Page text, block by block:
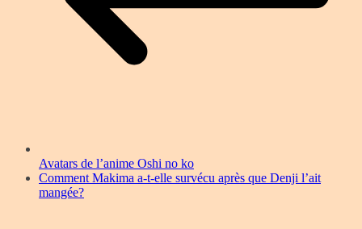
Avatars de l’anime Oshi no ko
Comment Makima a-t-elle survécu après que Denji l’ait
mangée?